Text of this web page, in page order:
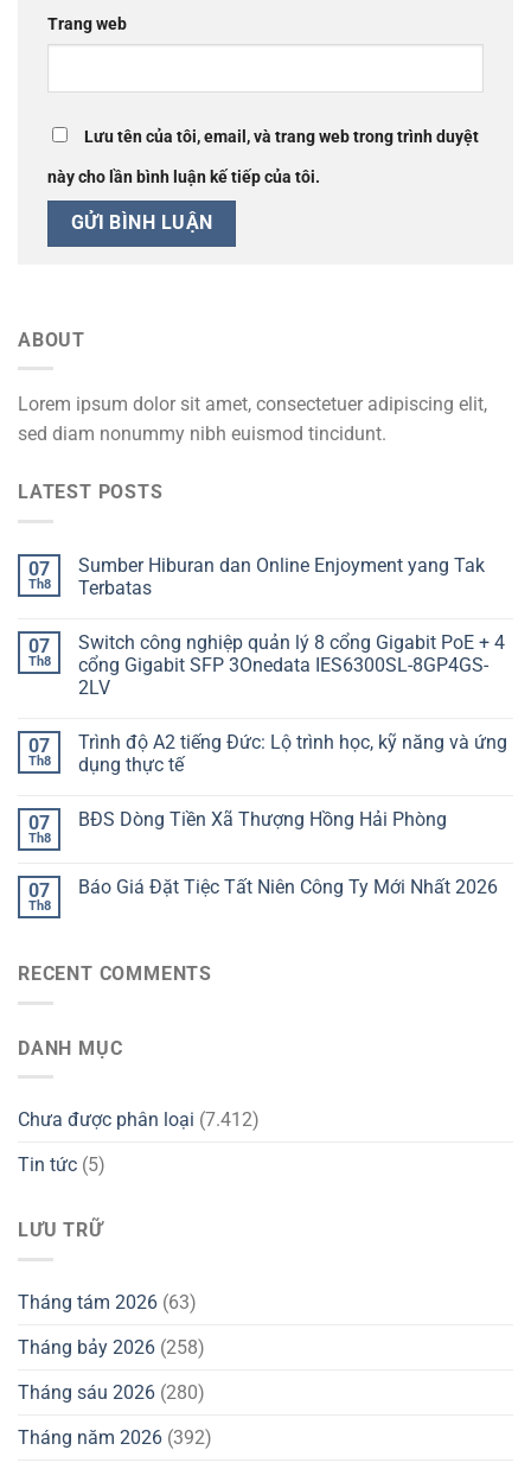
Trang web
Lưu tên của tôi, email, và trang web trong trình duyệt
này cho lần bình luận kế tiếp của tôi.
ABOUT
Lorem ipsum dolor sit amet, consectetuer adipiscing elit,
sed diam nonummy nibh euismod tincidunt.
LATEST POSTS
07
Th8
Sumber Hiburan dan Online Enjoyment yang Tak
Terbatas
07
Th8
Switch công nghiệp quản lý 8 cổng Gigabit PoE + 4
cổng Gigabit SFP 3Onedata IES6300SL-8GP4GS-
2LV
07
Th8
Trình độ A2 tiếng Đức: Lộ trình học, kỹ năng và ứng
dụng thực tế
07
Th8
BĐS Dòng Tiền Xã Thượng Hồng Hải Phòng
07
Th8
Báo Giá Đặt Tiệc Tất Niên Công Ty Mới Nhất 2026
RECENT COMMENTS
DANH MỤC
Chưa được phân loại (7.412)
Tin tức (5)
LƯU TRỮ
Tháng tám 2026 (63)
Tháng bảy 2026 (258)
Tháng sáu 2026 (280)
Tháng năm 2026 (392)